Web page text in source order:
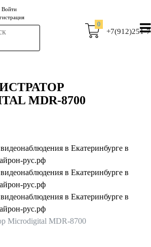
Войти
0
+7(912)251-
MDR-8700
в Екатеринбурге в
рус.рф
в Екатеринбурге в
рус.рф
в Екатеринбурге в
рус.рф
Microdigital MDR-8700